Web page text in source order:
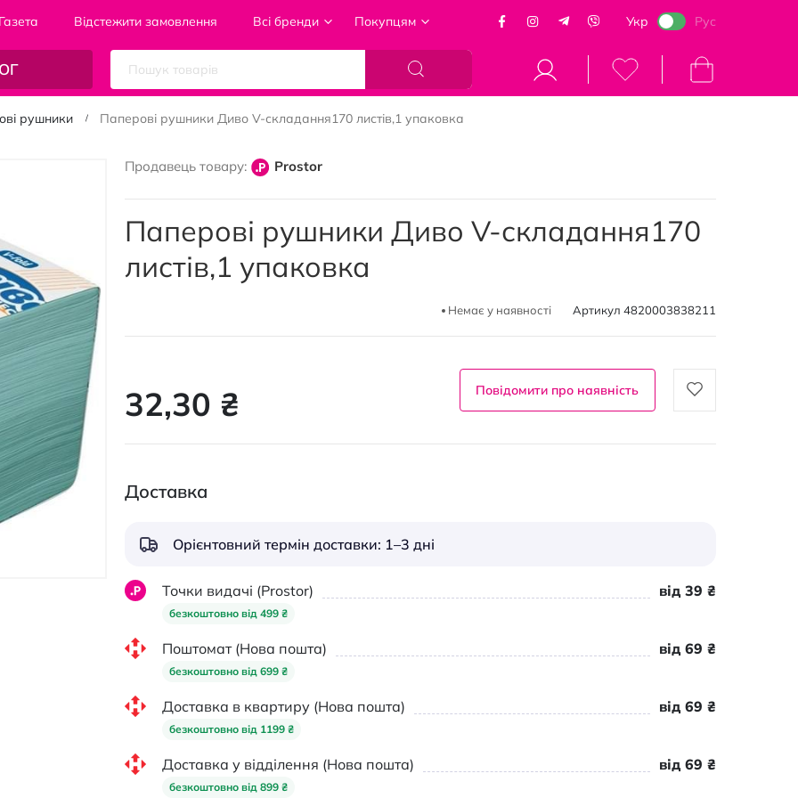
Газета Відстежити замовлення Всі бренди Покупцям Укр Рус
Кошик
рушники Паперові рушники Диво V-складання170 листів,1 упаковка
Продавець товару: Prostor
Паперові рушники Диво V-складання170
листів,1 упаковка
Немає у наявності Артикул 4820003838211
32,30 ₴ Повідомити про наявність
Доставка
Орієнтовний термін доставки: 1–3 дні
Точки видачі (Prostor)
безкоштовно від 499 ₴
від 39 ₴
Поштомат (Нова пошта)
безкоштовно від 699 ₴
від 69 ₴
Доставка в квартиру (Нова пошта)
безкоштовно від 1199 ₴
від 69 ₴
Доставка у відділення (Нова пошта)
безкоштовно від 899 ₴
від 69 ₴